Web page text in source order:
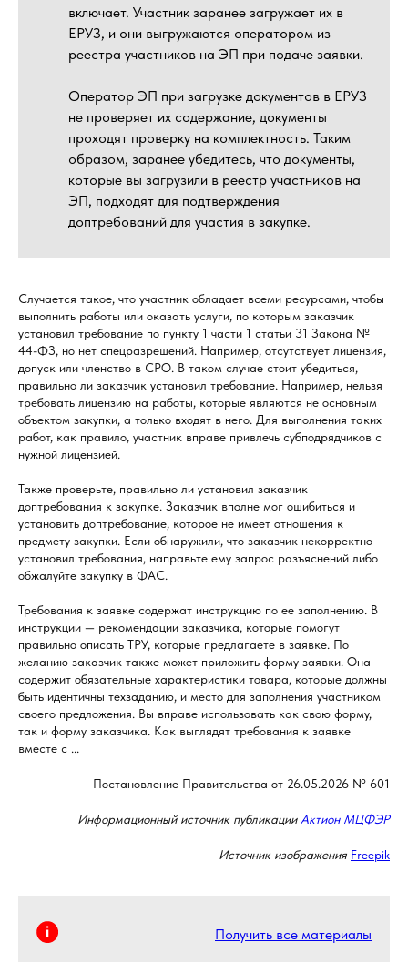
включает. Участник заранее загружает их в
ЕРУЗ, и они выгружаются оператором из
реестра участников на ЭП при подаче заявки.
Оператор ЭП при загрузке документов в ЕРУЗ
не проверяет их содержание, документы
проходят проверку на комплектность. Таким
образом, заранее убедитесь, что документы,
которые вы загрузили в реестр участников на
ЭП, подходят для подтверждения
доптребований для участия в закупке.
Случается такое, что участник обладает всеми ресурсами, чтобы
выполнить работы или оказать услуги, по которым заказчик
установил требование по пункту 1 части 1 статьи 31 Закона №
44-ФЗ, но нет спецразрешений. Например, отсутствует лицензия,
допуск или членство в СРО. В таком случае стоит убедиться,
правильно ли заказчик установил требование. Например, нельзя
требовать лицензию на работы, которые являются не основным
объектом закупки, а только входят в него. Для выполнения таких
работ, как правило, участник вправе привлечь субподрядчиков с
нужной лицензией.
Также проверьте, правильно ли установил заказчик
доптребования к закупке. Заказчик вполне мог ошибиться и
установить доптребование, которое не имеет отношения к
предмету закупки. Если обнаружили, что заказчик некорректно
установил требования, направьте ему запрос разъяснений либо
обжалуйте закупку в ФАС.
Требования к заявке содержат инструкцию по ее заполнению. В
инструкции — рекомендации заказчика, которые помогут
правильно описать ТРУ, которые предлагаете в заявке. По
желанию заказчик также может приложить форму заявки. Она
содержит обязательные характеристики товара, которые должны
быть идентичны техзаданию, и место для заполнения участником
своего предложения. Вы вправе использовать как свою форму,
так и форму заказчика. Как выглядят требования к заявке
вместе с ...
Постановление Правительства от 26.05.2026 № 601
Информационный источник публикации Актион МЦФЭР
Источник изображения Freepik
Получить все материалы